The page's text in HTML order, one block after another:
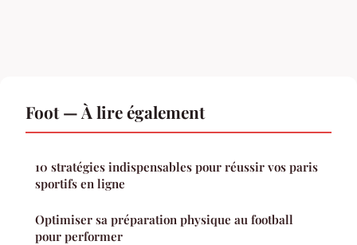
Foot — À lire également
10 stratégies indispensables pour réussir vos paris
sportifs en ligne
Optimiser sa préparation physique au football
pour performer